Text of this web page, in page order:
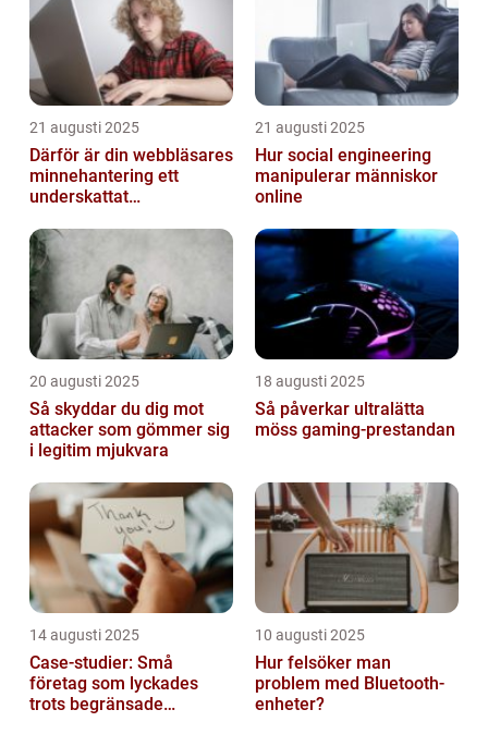
21 augusti 2025
Därför är din webbläsares
minnehantering ett
underskattat
21 augusti 2025
Hur social engineering
manipulerar människor
online
20 augusti 2025
Så skyddar du dig mot
attacker som gömmer sig
i legitim mjukvara
18 augusti 2025
Så påverkar ultralätta
möss gaming-prestandan
14 augusti 2025
Case-studier: Små
företag som lyckades
trots begränsade
10 augusti 2025
Hur felsöker man
problem med Bluetooth-
enheter?